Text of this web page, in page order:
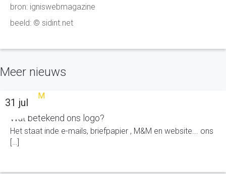
bron: igniswebmagazine
beeld: © sidint.net
Meer nieuws
Wat betekend ons logo?
Het staat inde e-mails, briefpapier , M&M en website... ons
[…]
31 jul